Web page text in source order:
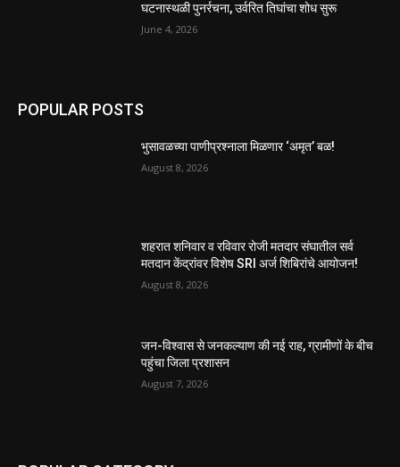
घटनास्थळी पुनर्रचना, उर्वरित तिघांचा शोध सुरू
June 4, 2026
POPULAR POSTS
भुसावळच्या पाणीप्रश्नाला मिळणार ‘अमृत’ बळ!
August 8, 2026
शहरात शनिवार व रविवार रोजी मतदार संघातील सर्व
मतदान केंद्रांवर विशेष SRI अर्ज शिबिरांचे आयोजन!
August 8, 2026
जन-विश्वास से जनकल्याण की नई राह, ग्रामीणों के बीच
पहुंचा जिला प्रशासन
August 7, 2026